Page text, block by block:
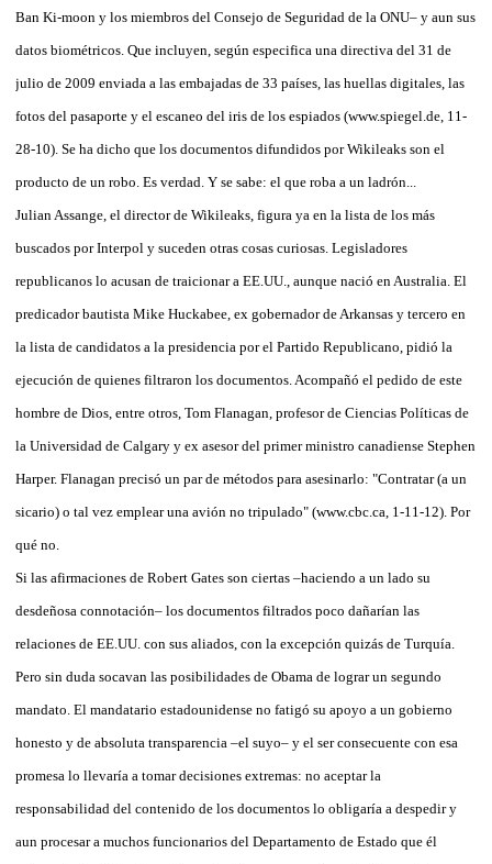
Ban Ki-moon y los miembros del Consejo de Seguridad de la ONU– y aun sus
datos biométricos. Que incluyen, según especifica una directiva del 31 de
julio de 2009 enviada a las embajadas de 33 países, las huellas digitales, las
fotos del pasaporte y el escaneo del iris de los espiados (www.spiegel.de, 11-
28-10). Se ha dicho que los documentos difundidos por Wikileaks son el
producto de un robo. Es verdad. Y se sabe: el que roba a un ladrón...
Julian Assange, el director de Wikileaks, figura ya en la lista de los más
buscados por Interpol y suceden otras cosas curiosas. Legisladores
republicanos lo acusan de traicionar a EE.UU., aunque nació en Australia. El
predicador bautista Mike Huckabee, ex gobernador de Arkansas y tercero en
la lista de candidatos a la presidencia por el Partido Republicano, pidió la
ejecución de quienes filtraron los documentos. Acompañó el pedido de este
hombre de Dios, entre otros, Tom Flanagan, profesor de Ciencias Políticas de
la Universidad de Calgary y ex asesor del primer ministro canadiense Stephen
Harper. Flanagan precisó un par de métodos para asesinarlo: "Contratar (a un
sicario) o tal vez emplear una avión no tripulado" (www.cbc.ca, 1-11-12). Por
qué no.
Si las afirmaciones de Robert Gates son ciertas –haciendo a un lado su
desdeñosa connotación– los documentos filtrados poco dañarían las
relaciones de EE.UU. con sus aliados, con la excepción quizás de Turquía.
Pero sin duda socavan las posibilidades de Obama de lograr un segundo
mandato. El mandatario estadounidense no fatigó su apoyo a un gobierno
honesto y de absoluta transparencia –el suyo– y el ser consecuente con esa
promesa lo llevaría a tomar decisiones extremas: no aceptar la
responsabilidad del contenido de los documentos lo obligaría a despedir y
aun procesar a muchos funcionarios del Departamento de Estado que él